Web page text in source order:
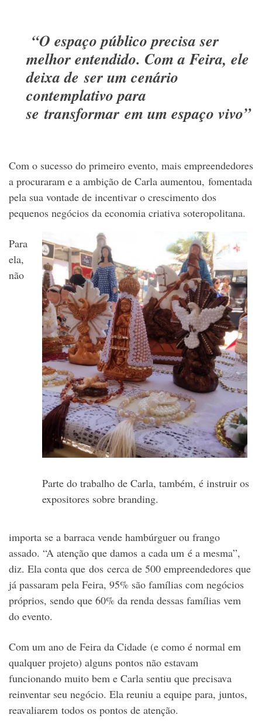
“O espaço público precisa ser
melhor entendido. Com a Feira, ele
deixa de ser um cenário
contemplativo para
se transformar em um espaço vivo”
Com o sucesso do primeiro evento, mais empreendedores
a procuraram e a ambição de Carla aumentou, fomentada
pela sua vontade de incentivar o crescimento dos
pequenos negócios da economia criativa soteropolitana.
Parte do trabalho de Carla, também, é instruir os
expositores sobre branding.
Para
ela,
não
importa se a barraca vende hambúrguer ou frango
assado. “A atenção que damos a cada um é a mesma”,
diz. Ela conta que dos cerca de 500 empreendedores que
já passaram pela Feira, 95% são famílias com negócios
próprios, sendo que 60% da renda dessas famílias vem
do evento.
Com um ano de Feira da Cidade (e como é normal em
qualquer projeto) alguns pontos não estavam
funcionando muito bem e Carla sentiu que precisava
reinventar seu negócio. Ela reuniu a equipe para, juntos,
reavaliarem todos os pontos de atenção.